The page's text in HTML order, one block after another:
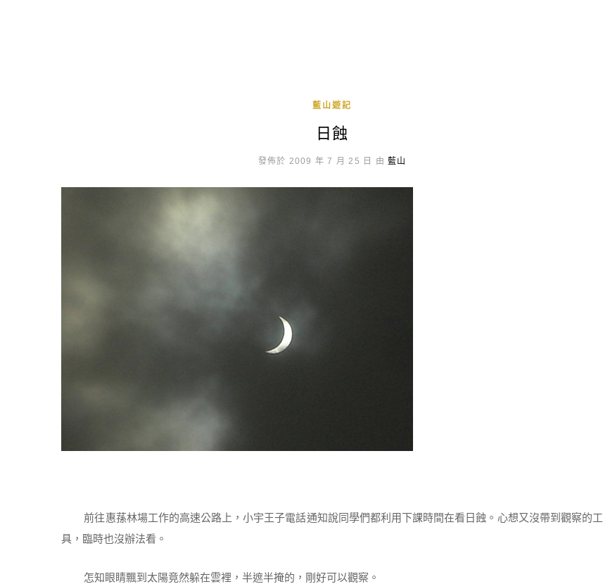
藍山遊記
日蝕
發佈於 2009 年 7 月 25 日 由 藍山
前往惠蓀林場工作的高速公路上，小宇王子電話通知說同學們都利用下課時間在看日蝕。心想又沒帶到觀察的工
具，臨時也沒辦法看。
怎知眼睛飄到太陽竟然躲在雲裡，半遮半掩的，剛好可以觀察。